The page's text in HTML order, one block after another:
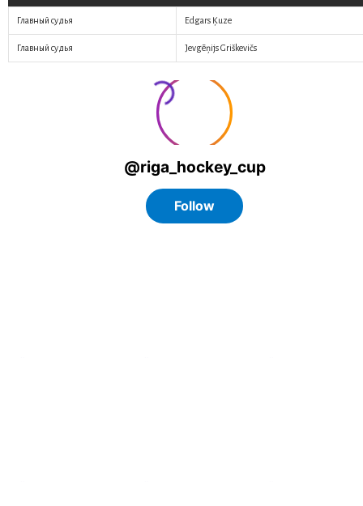
Главный судья Edgars Ķuze
Главный судья Jevgēņijs Griškevičs